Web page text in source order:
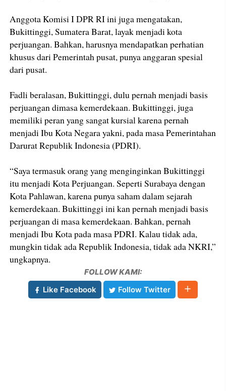
Anggota Komisi I DPR RI ini juga mengatakan,
Bukittinggi, Sumatera Barat, layak menjadi kota
perjuangan. Bahkan, harusnya mendapatkan perhatian
khusus dari Pemerintah pusat, punya anggaran spesial
dari pusat.
Fadli beralasan, Bukittinggi, dulu pernah menjadi basis
perjuangan dimasa kemerdekaan. Bukittinggi, juga
memiliki peran yang sangat kursial karena pernah
menjadi Ibu Kota Negara yakni, pada masa Pemerintahan
Darurat Republik Indonesia (PDRI).
“Saya termasuk orang yang menginginkan Bukittinggi
itu menjadi Kota Perjuangan. Seperti Surabaya dengan
Kota Pahlawan, karena punya saham dalam sejarah
kemerdekaan. Bukittinggi ini kan pernah menjadi basis
perjuangan di masa kemerdekaan. Bahkan, pernah
menjadi Ibu Kota pada masa PDRI. Kalau tidak ada,
mungkin tidak ada Republik Indonesia, tidak ada NKRI,”
ungkapnya.
FOLLOW KAMI:
Like Facebook
Follow Twitter